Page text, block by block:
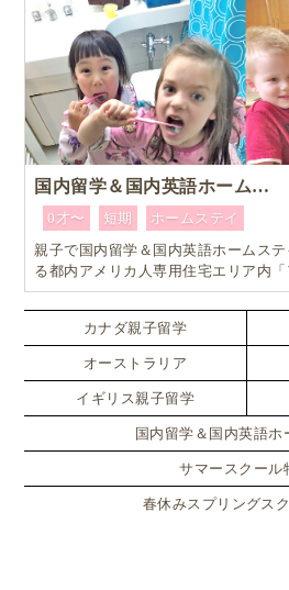
国内留学＆国内英語ホームステイ
0才〜 短期
ホームステイ
親子で国内留学＆国内英語ホームス
る都内アメリカ人専用住宅エリア内
「ホームステイ体験」プログラム！
カナダ親子留学
オーストラリア
イギリス親子留学
国内留学＆国内英語ホ
サマースクール
春休みスプリングス